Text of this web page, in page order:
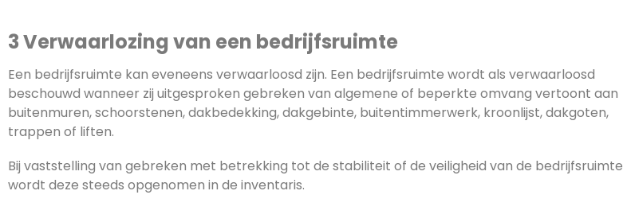
3 Verwaarlozing van een bedrijfsruimte
Een bedrijfsruimte kan eveneens verwaarloosd zijn. Een bedrijfsruimte wordt als verwaarloosd
beschouwd wanneer zij uitgesproken gebreken van algemene of beperkte omvang vertoont aan
buitenmuren, schoorstenen, dakbedekking, dakgebinte, buitentimmerwerk, kroonlijst, dakgoten,
trappen of liften.
Bij vaststelling van gebreken met betrekking tot de stabiliteit of de veiligheid van de bedrijfsruimte
wordt deze steeds opgenomen in de inventaris.